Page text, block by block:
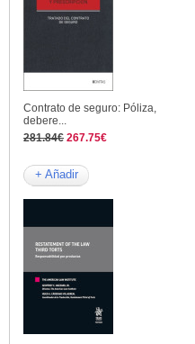
Contrato de seguro: Póliza,
debere...
281.84€ 267.75€
+ Añadir